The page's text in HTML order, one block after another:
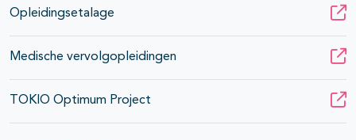
Opleidingsetalage
Medische vervolgopleidingen
TOKIO Optimum Project